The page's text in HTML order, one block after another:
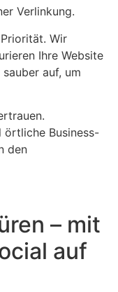
Verlinkung.
Wir
Ihre Website
auf, um
örtliche Business-
den
– mit
auf